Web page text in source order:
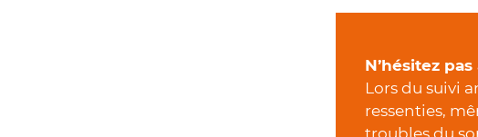
N’hésitez
Lors du suivi
ressenties,
troubles du